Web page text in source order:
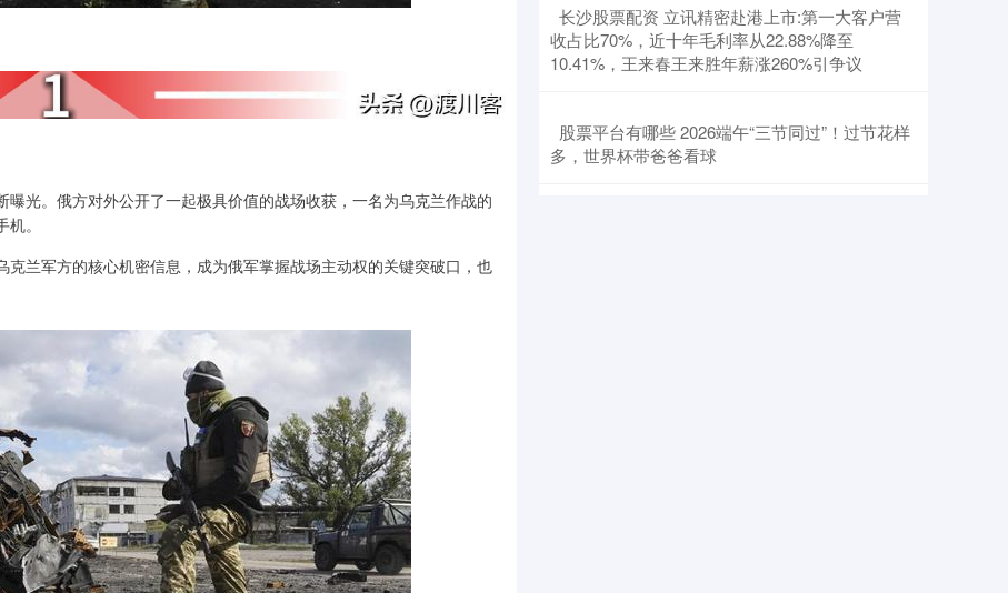
光。俄方对外公开了一起极具价值的战场收获，一名为乌克兰作战的
。
兰军方的核心机密信息，成为俄军掌握战场主动权的关键突破口，也
​长沙股票配资 立讯精密赴港上市:第一大客户营
收占比70%，近十年毛利率从22.88%降至
10.41%，王来春王来胜年薪涨260%引争议
​股票平台有哪些 2026端午“三节同过”！过节花样
多，世界杯带爸爸看球